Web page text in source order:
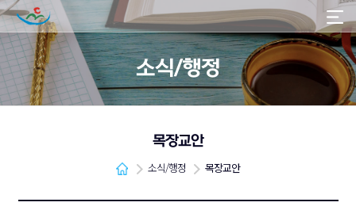
소식/행정
목장교안
소식/행정 목장교안